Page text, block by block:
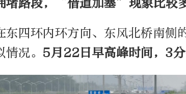
堵路段，“借道加塞”现象比较多
东四环内环方向、东风北桥南侧
情况。 5月22日早高峰时间， 3